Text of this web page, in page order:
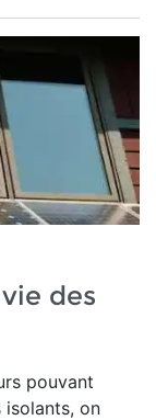
des
pouvant
on